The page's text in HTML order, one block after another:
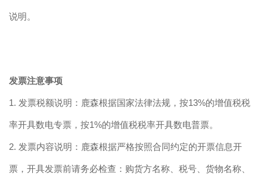
说明。
发票注意事项
1. 发票税额说明：鹿森根据国家法律法规，按13%的增值税税
率开具数电专票， 按1%的增值税税率开具数电普票。
2. 发票内容说明：鹿森根据严格按照合同约定的开票信息开
票，开具发票前请务必检查：购货方名称、税号、货物名称、